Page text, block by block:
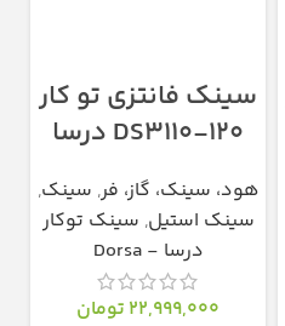
سینک فانتزی تو کار
DS3110-120 درسا
هود، سینک، گاز، فر, سینک,
سینک استیل, سینک توکار
درسا - Dorsa
22,999,000 تومان